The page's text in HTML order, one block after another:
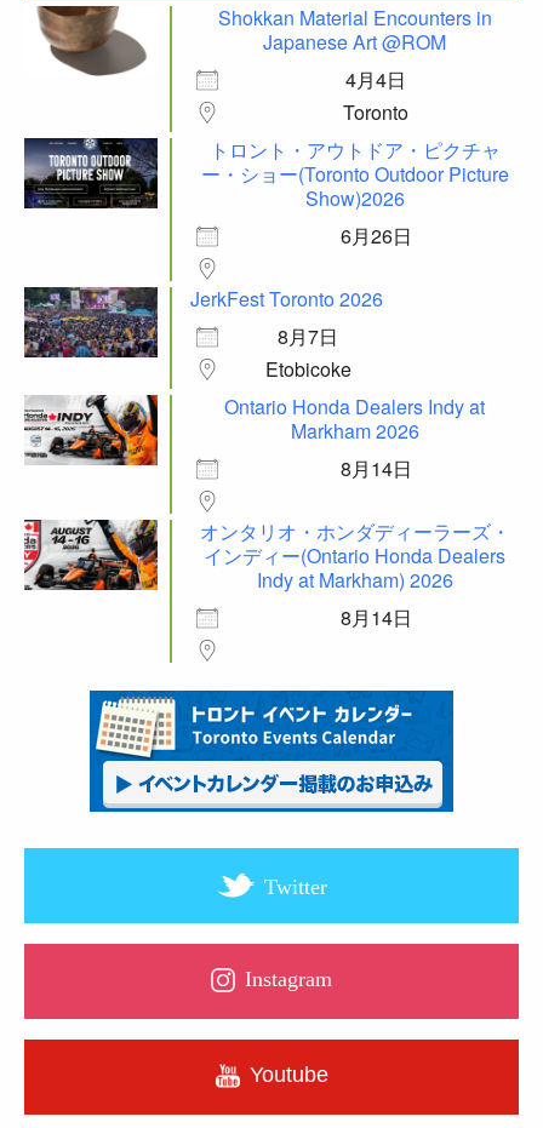
Shokkan Material Encounters in
Japanese Art @ROM
4月4日
Toronto
トロント・アウトドア・ピクチャ
ー・ショー(Toronto Outdoor Picture
Show)2026
6月26日
JerkFest Toronto 2026
8月7日
Etobicoke
Ontario Honda Dealers Indy at
Markham 2026
8月14日
オンタリオ・ホンダディーラーズ・
インディー(Ontario Honda Dealers
Indy at Markham) 2026
8月14日
Twitter
Instagram
Youtube